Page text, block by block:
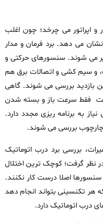
اپراتور می‌ چرخد؛ چون اغلب
می‌ دهد. برد فرمان و مدار
می‌ شوند. سنسورهای حرکتی و
سیم‌ کشی و اتصالات برق هم
بررسی می‌ شوند. گاهی
فقط سرعت باز و بسته شدن
به برنامه‌ ریزی مجدد دارد.
بررسی می‌ شوند.
بررسی برد درب اتوماتیک
گرفت؛ کوچک‌ ترین اختلال
اصلا درست کار نکنند.
تکنسینی بتواند انجام دهد
درب اتوماتیک دارد.